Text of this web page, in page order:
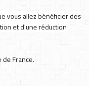
vous allez bénéficier des
et d'une réduction
France.